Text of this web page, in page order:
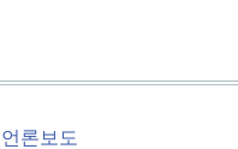
언론보도